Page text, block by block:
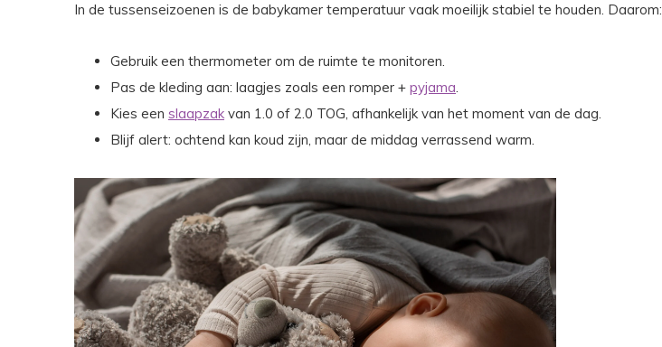
In de tussenseizoenen is de babykamer temperatuur vaak moeilijk stabiel te houden. Daarom:
Gebruik een thermometer om de ruimte te monitoren.
Pas de kleding aan: laagjes zoals een romper + pyjama.
Kies een slaapzak van 1.0 of 2.0 TOG, afhankelijk van het moment van de dag.
Blijf alert: ochtend kan koud zijn, maar de middag verrassend warm.